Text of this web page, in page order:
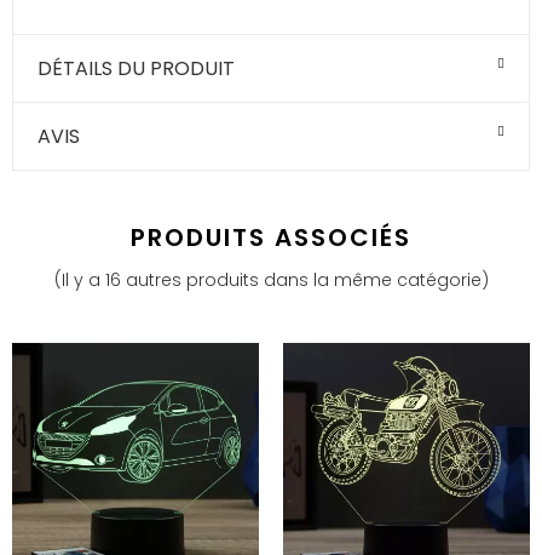
DÉTAILS DU PRODUIT
AVIS
PRODUITS ASSOCIÉS
(Il y a 16 autres produits dans la même catégorie)